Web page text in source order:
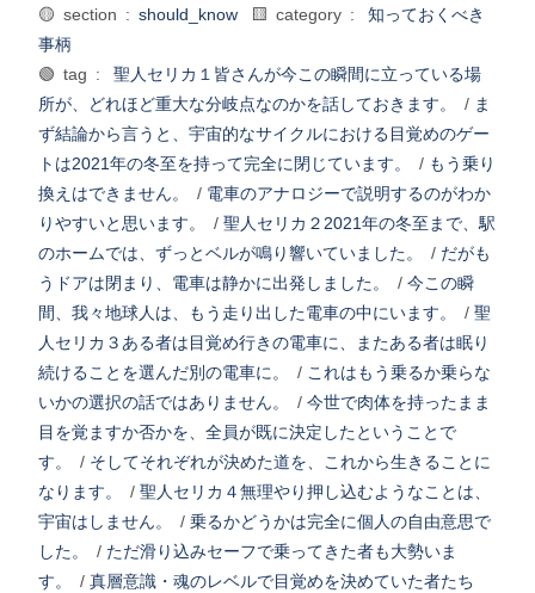
🟡 section : should_know 🟨 category :
知っておくべき
事柄
🟢 tag :
聖人セリカ１皆さんが今この瞬間に立っている場
所が、どれほど重大な分岐点なのかを話しておきます。
/ ま
ず結論から言うと、宇宙的なサイクルにおける目覚めのゲー
トは2021年の冬至を持って完全に閉じています。
/ もう乗り
換えはできません。
/ 電車のアナロジーで説明するのがわか
りやすいと思います。
/ 聖人セリカ２2021年の冬至まで、駅
のホームでは、ずっとベルが鳴り響いていました。
/ だがも
うドアは閉まり、電車は静かに出発しました。
/ 今この瞬
間、我々地球人は、もう走り出した電車の中にいます。
/ 聖
人セリカ３ある者は目覚め行きの電車に、またある者は眠り
続けることを選んだ別の電車に。
/ これはもう乗るか乗らな
いかの選択の話ではありません。
/ 今世で肉体を持ったまま
目を覚ますか否かを、全員が既に決定したということで
す。
/ そしてそれぞれが決めた道を、これから生きることに
なります。
/ 聖人セリカ４無理やり押し込むようなことは、
宇宙はしません。
/ 乗るかどうかは完全に個人の自由意思で
した。
/ ただ滑り込みセーフで乗ってきた者も大勢いま
す。
/ 真層意識・魂のレベルで目覚めを決めていた者たち